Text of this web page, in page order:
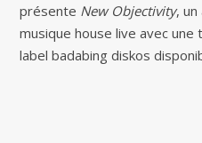
présente New Objectivity,
musique house live avec une
label badabing diskos